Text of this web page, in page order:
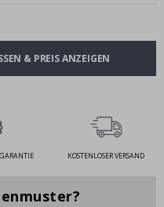
& PREIS ANZEIGEN
KOSTENLOSER VERSAND